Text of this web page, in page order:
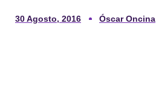
30 Agosto, 2016 Óscar Oncina